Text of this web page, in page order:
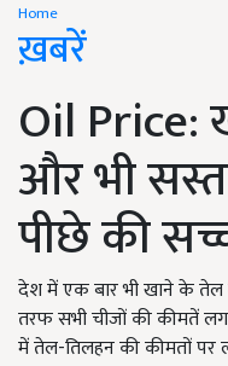
Home
ख़बरें
Oil
और भी
पीछे की
देश में एक बार भी खाने के तेल
तरफ सभी चीजों की कीमतें
में तेल-तिलहन की कीमतों पर